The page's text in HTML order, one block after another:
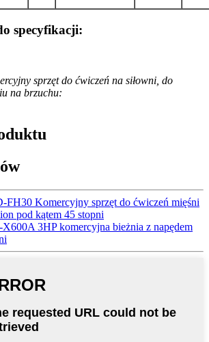
specyfikacji:
sprzęt do ćwiczeń na siłowni, do
na brzuchu:
FH30 Komercyjny sprzęt do ćwiczeń mięśni
pod kątem 45 stopni
3HP komercyjna bieżnia z napędem